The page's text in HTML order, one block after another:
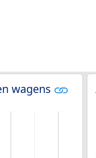
wagens